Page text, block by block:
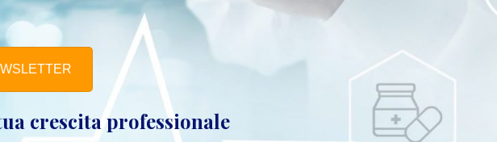
crescita professionale